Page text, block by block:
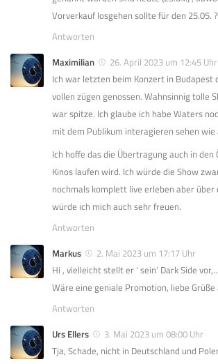
Vorverkauf losgehen sollte für den 25.05. ?
Antworten
Maximilian
26. April 2023 um 12:45 Uhr
Ich war letzten beim Konzert in Budapest
vollen zügen genossen. Wahnsinnig tolle
war spitze. Ich glaube ich habe Waters
mit dem Publikum interagieren sehen wie
Ich hoffe das die Übertragung auch in
Kinos laufen wird. Ich würde die Show
nochmals komplett live erleben aber über
würde ich mich auch sehr freuen.
Antworten
Markus
2. Mai 2023 um 17:17 Uhr
Hi , vielleicht stellt er ‘ sein’ Dark Side
Wäre eine geniale Promotion, liebe
Antworten
Urs Ellers
3. Mai 2023 um 08:00 Uhr
Tja, Schade, nicht in Deutschland und